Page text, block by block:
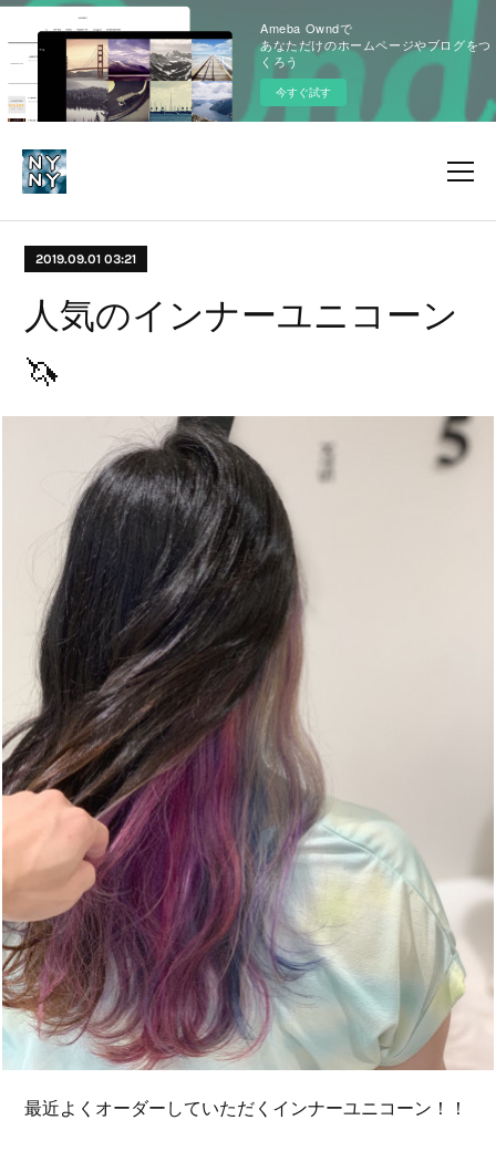
Ameba Owndで
あなただけのホームページやブログをつ
くろう
今すぐ試す
2019.09.01 03:21
人気のインナーユニコーン
🦄
最近よくオーダーしていただくインナーユニコーン！！